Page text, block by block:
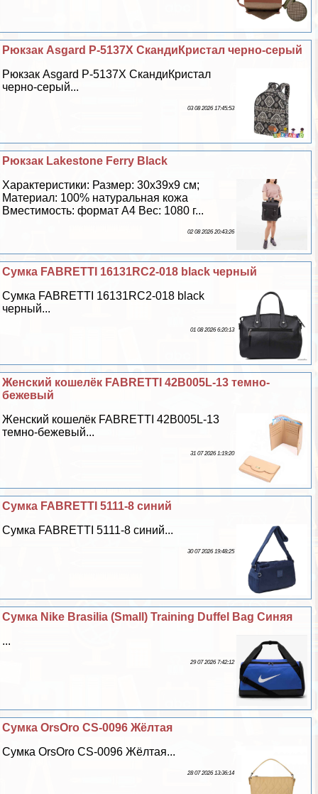
Рюкзак Asgard Р-5137Х СкандиКристал черно-серый
Рюкзак Asgard Р-5137Х СкандиКристал
черно-серый...
03 08 2026 17:45:53
Рюкзак Lakestone Ferry Black
Хаpaктеристики: Размер: 30x39x9 см;
Материал: 100% натуральная кожа
Вместимость: формат А4 Вес: 1080 г...
02 08 2026 20:43:26
Сумка FABRETTI 16131RC2-018 black черный
Сумка FABRETTI 16131RC2-018 black
черный...
01 08 2026 6:20:13
Женский кошелёк FABRETTI 42B005L-13 темно-
бежевый
Женский кошелёк FABRETTI 42B005L-13
темно-бежевый...
31 07 2026 1:19:20
Сумка FABRETTI 5111-8 синий
Сумка FABRETTI 5111-8 синий...
30 07 2026 19:48:25
Сумка Nike Brasilia (Small) Training Duffel Bag Синяя
...
29 07 2026 7:42:12
Сумка OrsOro CS-0096 Жёлтая
Сумка OrsOro CS-0096 Жёлтая...
28 07 2026 13:36:14